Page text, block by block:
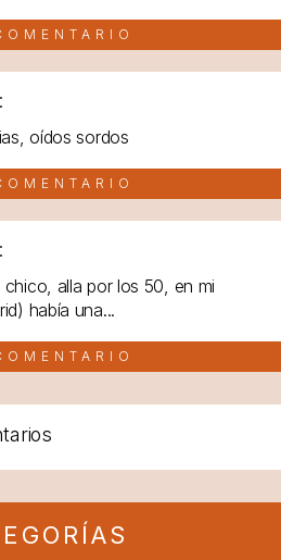
oídos sordos
alla por los 50, en mi
había una...